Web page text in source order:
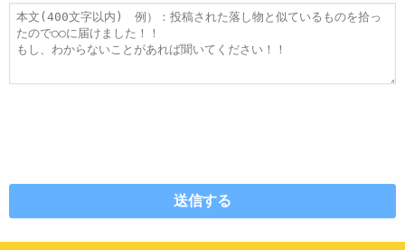
ス
ル
本
文